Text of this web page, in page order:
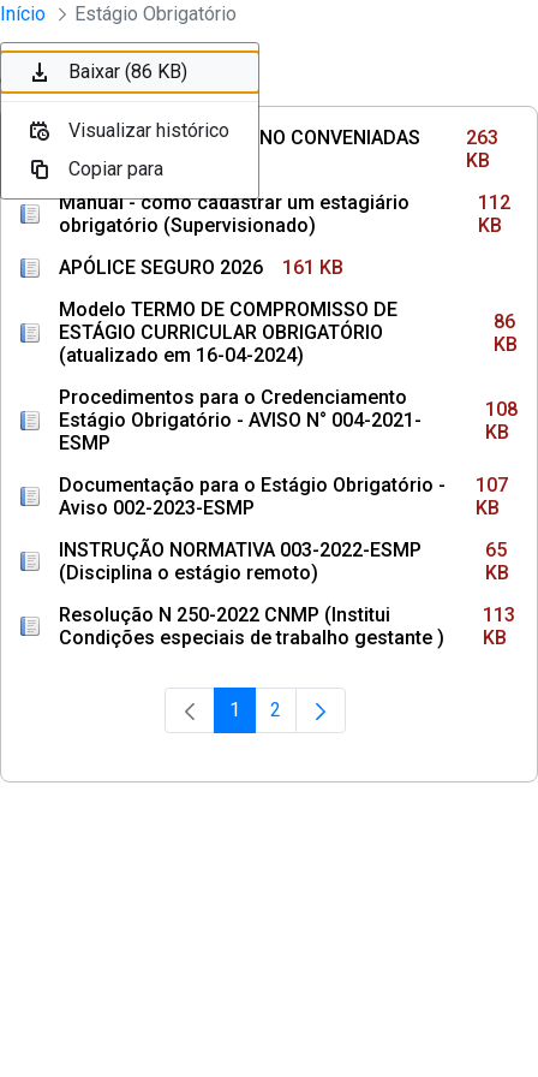
Pular para o Conteúdo principal
Divisão Minima - Escola Superior
Início Estágio Obrigatório
Ordenar Filtro
INSTITUIÇÕES DE ENSINO CONVENIADAS
COM MPPE
263
KB
Manual - como cadastrar um estagiário
obrigatório (Supervisionado)
112
KB
APÓLICE SEGURO 2026
161 KB
Modelo TERMO DE COMPROMISSO DE
ESTÁGIO CURRICULAR OBRIGATÓRIO
(atualizado em 16-04-2024)
86
KB
Procedimentos para o Credenciamento
Estágio Obrigatório - AVISO N° 004-2021-
ESMP
108
KB
Documentação para o Estágio Obrigatório -
Aviso 002-2023-ESMP
107
KB
INSTRUÇÃO NORMATIVA 003-2022-ESMP
(Disciplina o estágio remoto)
65
KB
Resolução N 250-2022 CNMP (Institui
Condições especiais de trabalho gestante )
113
KB
Página
1 Página
2
Baixar (263 KB)
Visualizar histórico
Copiar para
Baixar (112 KB)
Visualizar histórico
Copiar para
Baixar (161 KB)
Visualizar histórico
Copiar para
Baixar (86 KB)
Visualizar histórico
Copiar para